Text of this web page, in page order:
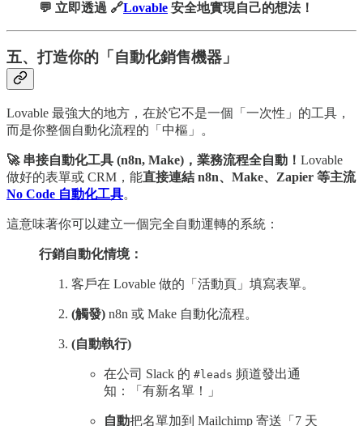
💬 立即透過 🔗Lovable 安全地實現自己的想法！
五、打造你的「自動化銷售機器」
Lovable 最強大的地方，在於它不是一個「一次性」的工具，
而是你整個自動化流程的「中樞」。
🚀 串接自動化工具 (n8n, Make)，業務流程全自動！ Lovable
做好的表單或 CRM，能直接連結 n8n、Make、Zapier 等主流
No Code 自動化工具。
這意味著你可以建立一個完全自動運轉的系統：
行銷自動化情境：
客戶在 Lovable 做的「活動頁」填寫表單。
(觸發) n8n 或 Make 自動化流程。
(自動執行)
在公司 Slack 的 #leads 頻道發出通
知：「有新名單！」
自動把名單加到 Mailchimp 寄送「7 天